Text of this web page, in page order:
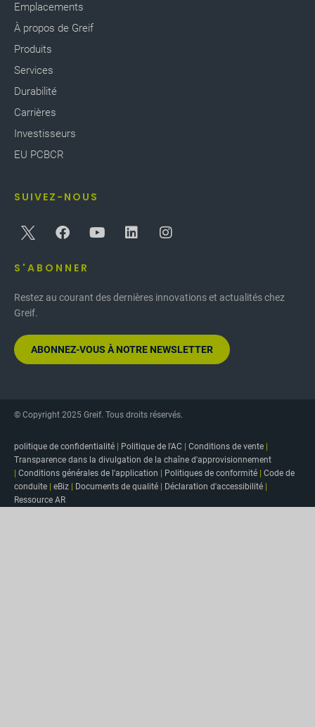
Emplacements
À propos de Greif
Produits
Services
Durabilité
Carrières
Investisseurs
EU PCBCR
SUIVEZ-NOUS
S'ABONNER
Restez au courant des dernières innovations et actualités chez
Greif.
ABONNEZ-VOUS À NOTRE NEWSLETTER
© Copyright 2025 Greif. Tous droits réservés.
politique de confidentialité Politique de l'AC Conditions de vente
Transparence dans la divulgation de la chaîne d'approvisionnement
Conditions générales de l'application Politiques de conformité
Code de
conduite
eBiz Documents de qualité Déclaration d'accessibilité
Ressource AR